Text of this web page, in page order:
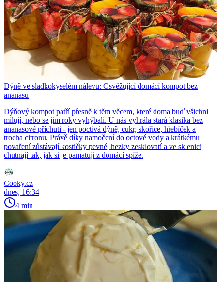
Dýně ve sladkokyselém nálevu: Osvěžující domácí kompot bez
ananasu
Dýňový kompot patří přesně k těm věcem, které doma buď všichni
milují, nebo se jim roky vyhýbali. U nás vyhrála stará klasika bez
ananasové příchuti - jen poctivá dýně, cukr, skořice, hřebíček a
trocha citronu. Právě díky namočení do octové vody a krátkému
povaření zůstávají kostičky pevné, hezky zesklovatí a ve sklenici
chutnají tak, jak si je pamatuji z domácí spíže.
Cooky.cz
dnes, 16:34
4 min